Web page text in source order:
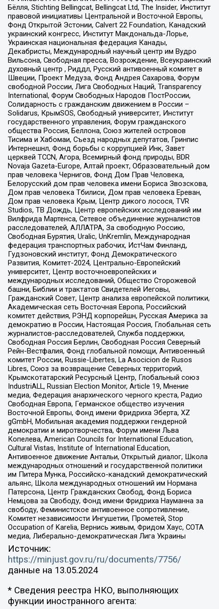
Бёлля, Stichting Bellingcat, Bellingcat Ltd, The Insider, Институт
правовой инициативы Центральной и Восточной Европы,
Фонд Открытой Эстонии, Calvert 22 Foundation, Канадский
украинский конгресс, Институт Макдональда-Лорье,
Украинская национальная федерация Канады,
Декабристы, Международный научный центр им Вудро
Вильсона, Свободная пресса, Возрождение, Всеукраинский
духовный центр , Риддл, Русский антивоенный комитет в
Швеции, Проект Медуза, Фонд Андрея Сахарова, Форум
свободной России, Лига Свободных Наций, Transparеncy
International, Форум Свободных Народов ПостРоссии,
Солидарность с гражданским движением в России –
Solidarus, КрымSOS, Свободный университет, Институт
государственного управления, Форум гражданского
общества Россия, Беллона, Союз жителей островов
Тисима и Хабомаи, Съезд народных депутатов, Гринпис
Интернешнл, Фонд борьбы с коррупцией Инк, Завет
церквей TCCN, Агора, Всемирный фонд природы, BDR
Novaja Gazeta-Europe, Алтай проект, Образовательный дом
прав человека Чернигов, Фонд Дом Прав Человека,
Белорусский дом прав человека имени Бориса Звозскова,
Дом прав человека Тбилиси, Дом прав человека Ереван,
Дом прав человека Крым, Центр дикого лосося, TVR
Studios, ТВ Дождь, Центр европейских исследований им
Вилфрида Мартенса, Сетевое объединение журналистов
расследователей, АЛЛАТРА, За свободную Россию,
Свободная Бурятия, Uralic, UnKremlin, Международная
федерация транспортных рабочих, ИстЧам Финланд,
Гудзоновский институт, Фонд Демократического
Развития, Комитет-2024, Центрально-Европейский
университет, Центр восточноевропейских и
международных исследований, Общество Сторожевой
башни, Библии и трактатов Свидетелей Иеговы,
Гражданский Совет, Центр анализа европейской политики,
Академическая сеть Восточная Европа, Российский
комитет действия, РЭНД корпорейшн, Русская Америка за
демократию в России, Настоящая Россия, Глобальная сеть
журналистов-расследователей, Служба поддержки,
Свободная Россия Берлин, Свободная Россия Северный
Рейн-Вестфалия, Фонд глобальной помощи, Антивоенный
комитет России, Russie-Libertes, La Asocicion de Rusos
Libres, Союз за возвращение Северных территорий,
Крымскотатарский Ресурсный Центр, Глобальный союз
IndustriALL, Russian Election Monitor, Article 19, Мнение
медиа, Федерация анархического черного креста, Радио
Свободная Европа, Германское общество изучения
Восточной Европы, Фонд имени Фридриха Эберта, XZ
gGmbH, Мобильная академия поддержки гендерной
демократии и миротворчества, Форум имени Льва
Копелева, American Councils for International Education,
Cultural Vistas, Institute of International Education,
Антивоенное движение Антальи, Открытый диалог, Школа
международных отношений и государственной политики
им Питера Мунка, Российско-канадский демократический
альянс, Школа международных отношений им Нормана
Патерсона, Центр Гражданских Свобод, Фонд Бориса
Немцова за Свободу, Фонд имени Фридриха Науманна за
свободу, Феминистское антивоенное сопротивление,
Комитет независимости Ингушетии, Прометей, Stop
Occupation of Karelia, Вернись живым, Фридом Хаус, СОТА
медиа, Либерально-демократическая Лига Украины
Источник:
https://minjust.gov.ru/ru/documents/7756/
данные на 13.05.2024
* Сведения реестра НКО, выполняющих
функции иностранного агента: